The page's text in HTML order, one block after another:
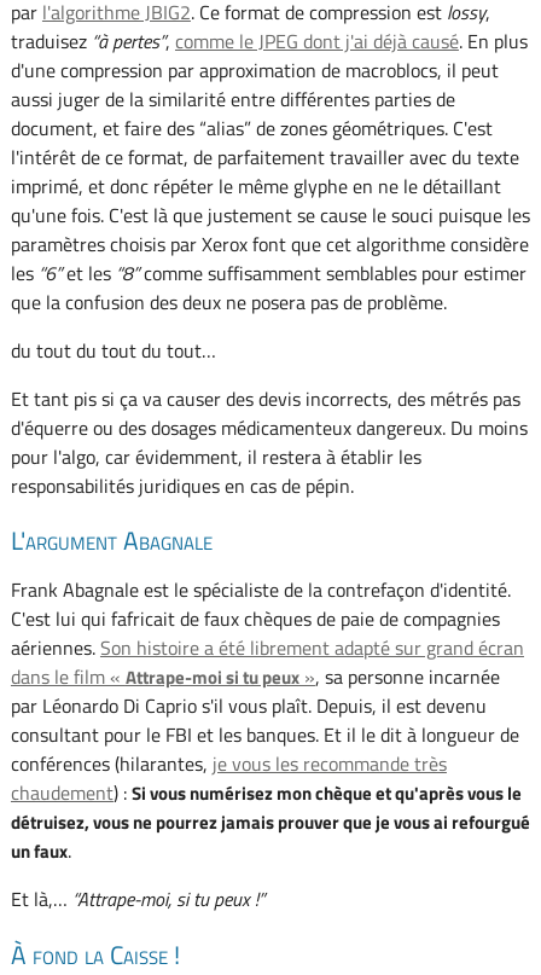
par l'algorithme JBIG2. Ce format de compression est lossy,
traduisez à pertes , comme le JPEG dont j'ai déjà causé. En plus
d'une compression par approximation de macroblocs, il peut
aussi juger de la similarité entre différentes parties de
document, et faire des “alias” de zones géométriques. C'est
l'intérêt de ce format, de parfaitement travailler avec du texte
imprimé, et donc répéter le même glyphe en ne le détaillant
qu'une fois. C'est là que justement se cause le souci puisque les
paramètres choisis par Xerox font que cet algorithme considère
les 6 et les 8 comme suffisamment semblables pour estimer
que la confusion des deux ne posera pas de problème.
du tout du tout du tout…
Et tant pis si ça va causer des devis incorrects, des métrés pas
d'équerre ou des dosages médicamenteux dangereux. Du moins
pour l'algo, car évidemment, il restera à établir les
responsabilités juridiques en cas de pépin.
L'argument Abagnale
Frank Abagnale est le spécialiste de la contrefaçon d'identité.
C'est lui qui fafricait de faux chèques de paie de compagnies
aériennes.Son histoire a été librement adapté sur grand écran
dans le film « Attrape-moi si tu peux», sa personne incarnée
par Léonardo Di Caprio s'il vous plaît. Depuis, il est devenu
consultant pour le FBI et les banques. Et il le dit à longueur de
conférences (hilarantes, je vous les recommande très
chaudement) :Si vous numérisez mon chèque et qu'après vous le
détruisez, vous ne pourrez jamais prouver que je vous ai refourgué
un faux.
Et là,… Attrape-moi, si tu peux !
À fond la Caisse !